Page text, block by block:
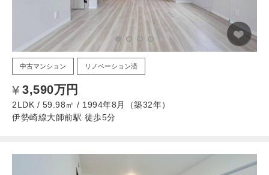
中古マンション リノベーション済
3,590万円
2LDK / 59.98㎡ / 1994年8月（築32年）
伊勢崎線大師前駅 徒歩5分